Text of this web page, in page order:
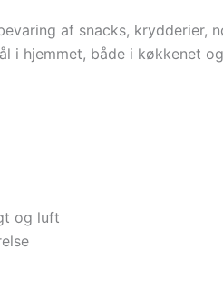
af snacks, krydderier,
hjemmet, både i køkkenet
og luft